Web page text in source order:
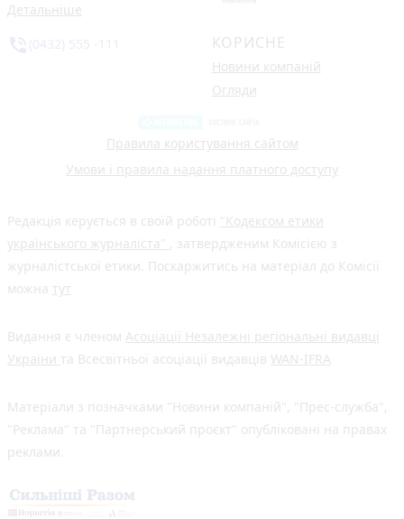
Детальніше
КОРИСНЕ
Новини компаній
Огляди
Правила користування сайтом
Умови і правила надання платного доступу
Редакція керується в своїй роботі "Кодексом етики
українського журналіста" , затвердженим Комісією з
журналістської етики. Поскаржитись на матеріал до Комісії
можна тут
Видання є членом Асоціації Незалежні регіональні видавці
України та Всесвітньої асоціації видавців WAN-IFRA
Матеріали з позначками "Новини компаній", "Прес-служба",
"Реклама" та "Партнерський проєкт" опубліковані на правах
реклами.